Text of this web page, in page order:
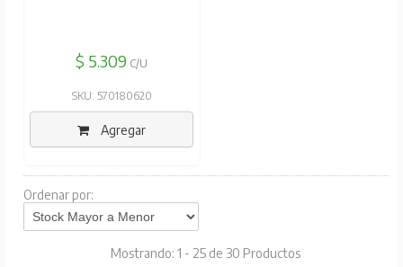
$ 5.309 C/U
SKU: 570180620
Agregar
Ordenar por:
Mostrando: 1 - 25 de 30 Productos